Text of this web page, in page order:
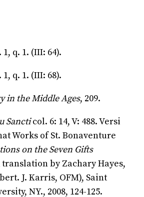
1, q. 1. (III: 64).
1, q. 1. (III: 68).
in the Middle Ages, 209.
Sancticol. 6: 14, V: 488. Versi
Works of St. Bonaventure
on the Seven Gifts
by Zachary Hayes,
J. Karris, OFM), Saint
NY., 2008, 124-125.